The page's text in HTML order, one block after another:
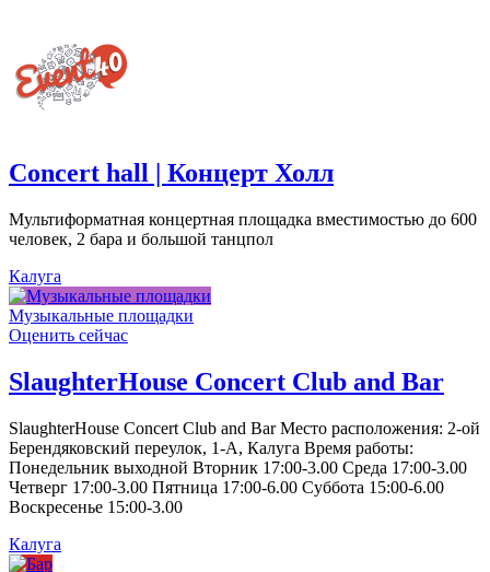
Concert hall | Концерт Холл
Мультиформатная концертная площадка вместимостью до 600
человек, 2 бара и большой танцпол
Калуга
Музыкальные площадки
Оценить сейчас
SlaughterHouse Concert Club and Bar
SlaughterHouse Concert Club and Bar Место расположения: 2-ой
Берендяковский переулок, 1-А, Калуга Время работы:
Понедельник выходной Вторник 17:00-3.00 Среда 17:00-3.00
Четверг 17:00-3.00 Пятница 17:00-6.00 Суббота 15:00-6.00
Воскресенье 15:00-3.00
Калуга